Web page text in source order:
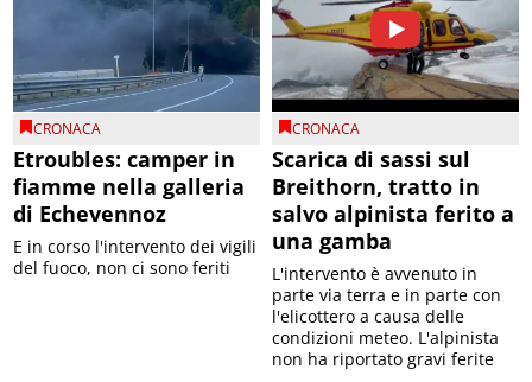
CRONACA
Etroubles: camper in
fiamme nella galleria
di Echevennoz
E in corso l'intervento dei vigili
del fuoco, non ci sono feriti
CRONACA
Scarica di sassi sul
Breithorn, tratto in
salvo alpinista ferito a
una gamba
L'intervento è avvenuto in
parte via terra e in parte con
l'elicottero a causa delle
condizioni meteo. L'alpinista
non ha riportato gravi ferite